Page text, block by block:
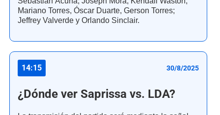
Mariano Torres, Óscar Duarte, Gerson Torres;
Jeffrey Valverde y Orlando Sinclair.
14:15 30/8/2025
¿Dónde ver Saprissa vs. LDA?